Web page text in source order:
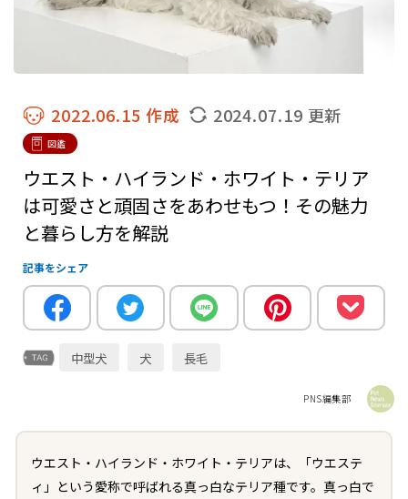
2022.06.15 作成 2024.07.19 更新
図鑑
ウエスト・ハイランド・ホワイト・テリア
は可愛さと頑固さをあわせもつ！その魅力
と暮らし方を解説
記事をシェア
中型犬 犬 長毛
PNS編集部
ウエスト・ハイランド・ホワイト・テリアは、「ウエステ
ィ」という愛称で呼ばれる真っ白なテリア種です。真っ白で